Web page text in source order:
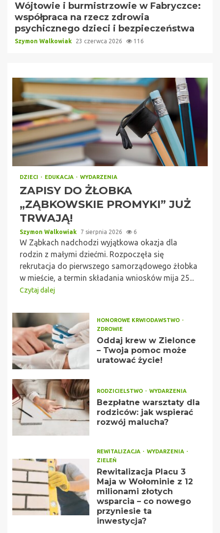
Wójtowie i burmistrzowie w Fabryczce:
współpraca na rzecz zdrowia
psychicznego dzieci i bezpieczeństwa
Szymon Walkowiak 23 czerwca 2026 116
DZIECI EDUKACJA WYDARZENIA
ZAPISY DO ŻŁOBKA
„ZĄBKOWSKIE PROMYKI” JUŻ
TRWAJĄ!
Szymon Walkowiak 7 sierpnia 2026 6
W Ząbkach nadchodzi wyjątkowa okazja dla
rodzin z małymi dziećmi. Rozpoczęła się
rekrutacja do pierwszego samorządowego żłobka
w mieście, a termin składania wniosków mija 25...
Czytaj dalej
HONOROWE KRWIODAWSTWO
ZDROWIE
Oddaj krew w Zielonce
– Twoja pomoc może
uratować życie!
RODZICIELSTWO WYDARZENIA
Bezpłatne warsztaty dla
rodziców: jak wspierać
rozwój malucha?
REWITALIZACJA
WYDARZENIA
ZIELEŃ
Rewitalizacja Placu 3
Maja w Wołominie z 12
milionami złotych
wsparcia – co nowego
przyniesie ta
inwestycja?